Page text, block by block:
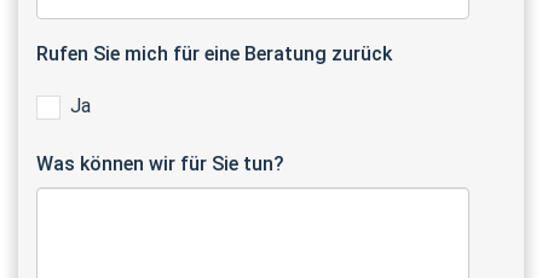
Rufen Sie mich für eine Beratung zurück
Ja
Was können wir für Sie tun?